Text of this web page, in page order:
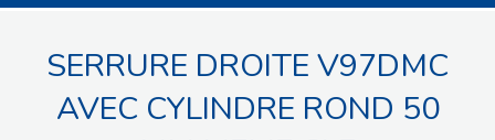
MOTORISATIONS
ACCESSOIRES ET ELECTRONIQUES
INTERPHONES VISIOPHONES
SERRURE DROITE V97DMC
AVEC CYLINDRE ROND 50